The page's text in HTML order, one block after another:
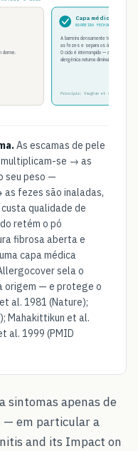
dorme.
Capa médica tecida
BARREIRA FECHADA, LISA
A barreira densamente tecida e lisa
as fezes e separa os ácaros do seu
O ciclo é interrompido — a carga
alergénica noturna diminui, e o sono
Princípio: Vaughan et al. 1999 (PMID
As escamas de pele
se → as
seu peso —
fezes são inaladas,
qualidade de
retém o pó
fibrosa aberta e
capa médica
sela o
origem — e protege o
al. 1981 (Nature);
Mahakittikun et al.
al. 1999 (PMID
sintomas apenas de
— em particular a
and its Impact on